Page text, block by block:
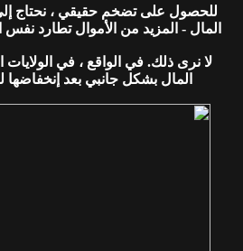
للحصول على تضخم حقيقي ، نحتاج
المال - المزيد من الأموال تطارد
لا نرى ذلك. في الواقع ، في
المال بشكل جانبي بعد